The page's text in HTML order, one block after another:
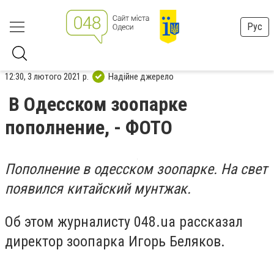
Рус
12:30, 3 лютого 2021 р. Надійне джерело
В Одесском зоопарке
пополнение, - ФОТО
Пополнение в одесском зоопарке. На свет
появился китайский мунтжак.
Об этом журналисту 048.ua рассказал
директор зоопарка Игорь Беляков.